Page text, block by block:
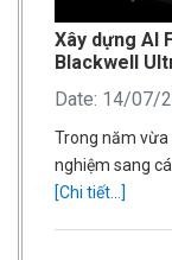
Xây dựng AI
Blackwell
Date: 14/07/
Trong năm vừa
nghiệm sang
[Chi tiết...]